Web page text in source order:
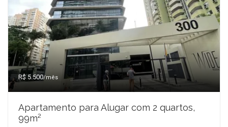
R$ 5.500/mês
Apartamento para Alugar com 2 quartos,
99m²